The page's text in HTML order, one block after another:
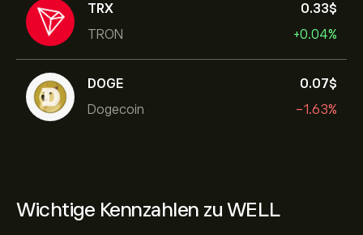
TRX
TRON
0.33‎$‎
+0.04%
DOGE
Dogecoin
0.07‎$‎
-1.63%
Wichtige Kennzahlen zu WELL